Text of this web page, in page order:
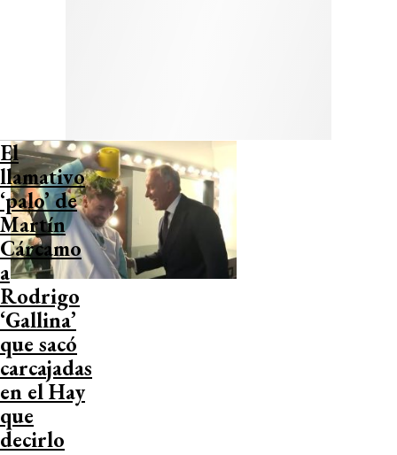
El
llamativo
‘palo’ de
Martín
Cárcamo
a
Rodrigo
‘Gallina’
que sacó
carcajadas
en el Hay
que
decirlo